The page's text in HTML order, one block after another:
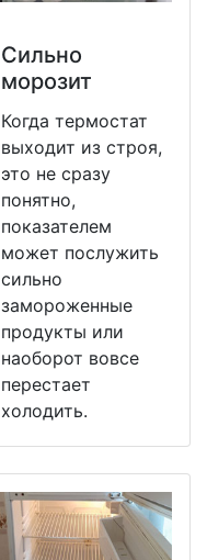
Сильно
морозит
Когда термостат
выходит из строя,
это не сразу
понятно,
показателем
может послужить
сильно
замороженные
продукты или
наоборот вовсе
перестает
холодить.